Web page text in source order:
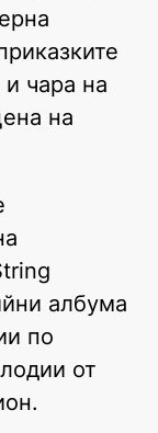
чара на
на
албума
по
от